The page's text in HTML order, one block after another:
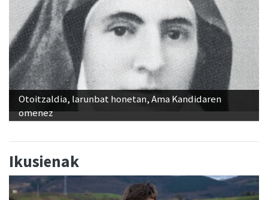
Otoitzaldia, larunbat honetan, Ama Kandidaren
omenez
Ikusienak